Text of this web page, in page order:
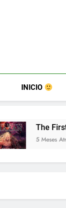
INICIO
Berserker: